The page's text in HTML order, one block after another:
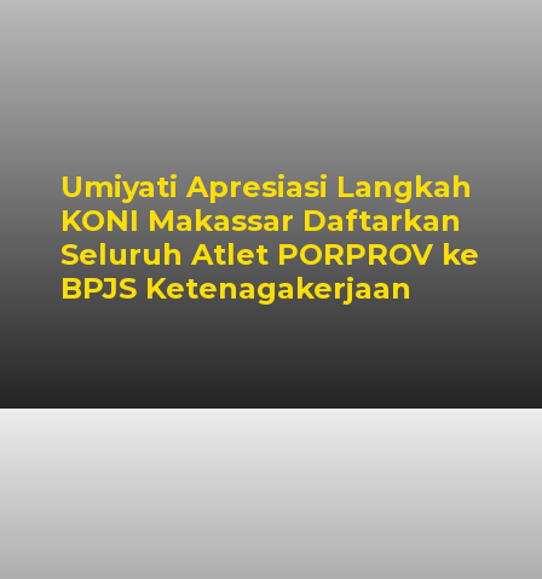
Umiyati Apresiasi Langkah
KONI Makassar Daftarkan
Seluruh Atlet PORPROV ke
BPJS Ketenagakerjaan